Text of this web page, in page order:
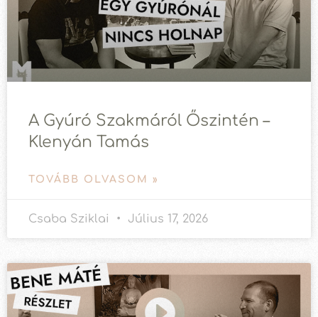
A Gyúró Szakmáról Őszintén –
Klenyán Tamás
TOVÁBB OLVASOM »
Csaba Sziklai Július 17, 2026